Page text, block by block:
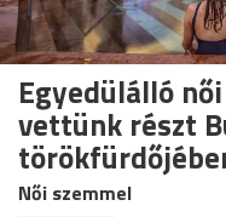
Egyedülálló
vettünk részt
Női szemmel